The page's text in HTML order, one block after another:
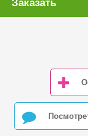
Заказать